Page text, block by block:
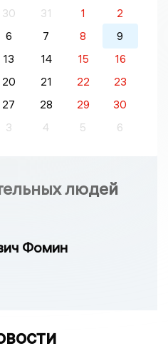
30 31 1
2
6 7 8
9
13 14 15
16
20 21 22
23
27 28 29
30
3 4 5 6
людей
Фомин